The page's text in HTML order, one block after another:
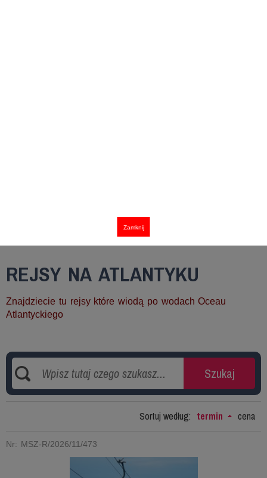
Zamknij
REJSY NA ATLANTYKU
Znajdziecie tu rejsy które wiodą po wodach Oceau
Atlantyckiego
Sortuj według: termin cena
Nr: MSZ-R/2026/11/473